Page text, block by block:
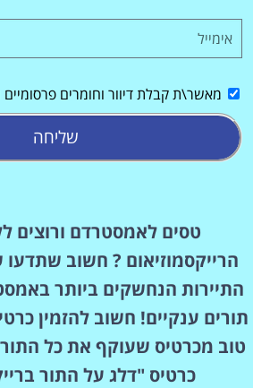
מאשר\ת קבלת דיוור וחומרים פרסומיים
שליחה
טסים לאמסטרדם ורוצים
הרייקסמוזיאום ? חשוב
התיירות הנחשקים ביותר
תורים ענקיים! חשוב להזמין
טוב מכרטיס שעוקף את כל
כרטיס "דלג על התור